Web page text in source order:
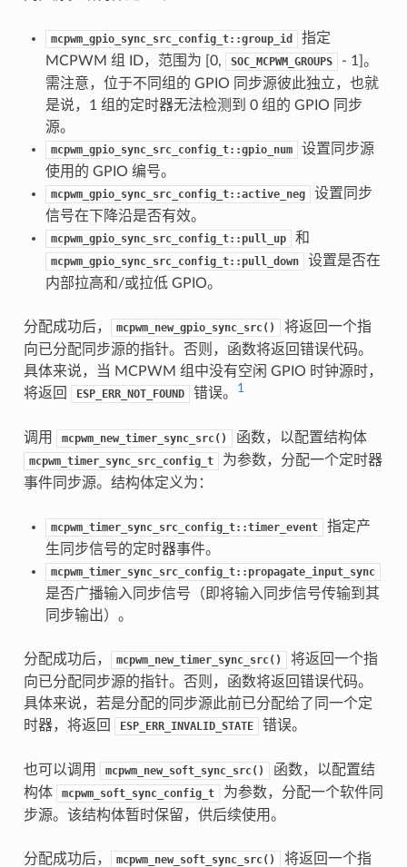
mcpwm_gpio_sync_src_config_t::group_id
指定
MCPWM 组 ID，范围为 [0,
SOC_MCPWM_GROUPS
- 1]。
需注意，位于不同组的 GPIO 同步源彼此独立，也就
是说，1 组的定时器无法检测到 0 组的 GPIO 同步
源。
mcpwm_gpio_sync_src_config_t::gpio_num
设置同步源
使用的 GPIO 编号。
mcpwm_gpio_sync_src_config_t::active_neg
设置同步
信号在下降沿是否有效。
mcpwm_gpio_sync_src_config_t::pull_up 和
mcpwm_gpio_sync_src_config_t::pull_down
设置是否在
内部拉高和/或拉低 GPIO。
分配成功后， mcpwm_new_gpio_sync_src()
将返回一个指
向已分配同步源的指针。否则，函数将返回错误代码。
具体来说，当 MCPWM 组中没有空闲 GPIO 时钟源时，
将返回
ESP_ERR_NOT_FOUND 错误。 1
调用 mcpwm_new_timer_sync_src() 函数，以配置结构体
mcpwm_timer_sync_src_config_t
为参数，分配一个定时器
事件同步源。结构体定义为：
mcpwm_timer_sync_src_config_t::timer_event
指定产
生同步信号的定时器事件。
mcpwm_timer_sync_src_config_t::propagate_input_sync
是否广播输入同步信号（即将输入同步信号传输到其
同步输出）。
分配成功后， mcpwm_new_timer_sync_src()
将返回一个指
向已分配同步源的指针。否则，函数将返回错误代码。
具体来说，若是分配的同步源此前已分配给了同一个定
时器，将返回
ESP_ERR_INVALID_STATE 错误。
也可以调用 mcpwm_new_soft_sync_src()
函数，以配置结
构体
mcpwm_soft_sync_config_t
为参数，分配一个软件同
步源。该结构体暂时保留，供后续使用。
分配成功后， mcpwm_new_soft_sync_src()
将返回一个指